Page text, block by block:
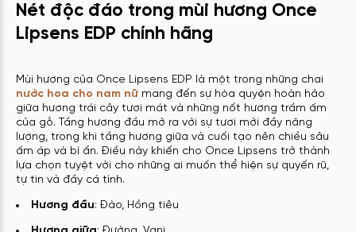
Nét độc đáo trong mùi hương Once
Lipsens EDP chính hãng
Mùi hương của Once Lipsens EDP là một trong những chai
nước hoa cho nam nữ mang đến sự hòa quyện hoàn hảo
giữa hương trái cây tươi mát và những nốt hương trầm ấm
của gỗ. Tầng hương đầu mở ra với sự tươi mới đầy năng
lượng, trong khi tầng hương giữa và cuối tạo nên chiều sâu
ấm áp và bí ẩn. Điều này khiến cho Once Lipsens trở thành
lựa chọn tuyệt vời cho những ai muốn thể hiện sự quyến rũ,
tự tin và đầy cá tính.
Hương đầu: Đào, Hồng tiêu